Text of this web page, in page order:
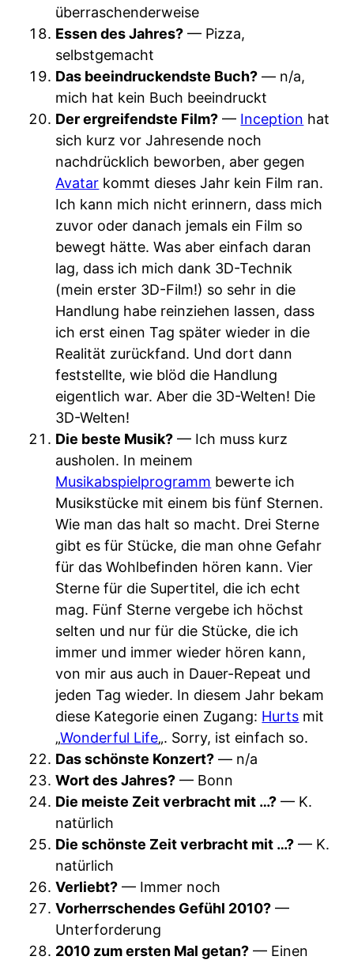
überraschenderweise
Essen des Jahres? — Pizza,
selbstgemacht
Das beeindruckendste Buch? — n/a,
mich hat kein Buch beeindruckt
Der ergreifendste Film? — Inception hat
sich kurz vor Jahresende noch
nachdrücklich beworben, aber gegen
Avatar kommt dieses Jahr kein Film ran.
Ich kann mich nicht erinnern, dass mich
zuvor oder danach jemals ein Film so
bewegt hätte. Was aber einfach daran
lag, dass ich mich dank 3D-Technik
(mein erster 3D-Film!) so sehr in die
Handlung habe reinziehen lassen, dass
ich erst einen Tag später wieder in die
Realität zurückfand. Und dort dann
feststellte, wie blöd die Handlung
eigentlich war. Aber die 3D-Welten! Die
3D-Welten!
Die beste Musik? — Ich muss kurz
ausholen. In meinem
Musikabspielprogramm bewerte ich
Musikstücke mit einem bis fünf Sternen.
Wie man das halt so macht. Drei Sterne
gibt es für Stücke, die man ohne Gefahr
für das Wohlbefinden hören kann. Vier
Sterne für die Supertitel, die ich echt
mag. Fünf Sterne vergebe ich höchst
selten und nur für die Stücke, die ich
immer und immer wieder hören kann,
von mir aus auch in Dauer-Repeat und
jeden Tag wieder. In diesem Jahr bekam
diese Kategorie einen Zugang: Hurts mit
„Wonderful Life„. Sorry, ist einfach so.
Das schönste Konzert? — n/a
Wort des Jahres? — Bonn
Die meiste Zeit verbracht mit …? — K.
natürlich
Die schönste Zeit verbracht mit …? — K.
natürlich
Verliebt? — Immer noch
Vorherrschendes Gefühl 2010? —
Unterforderung
2010 zum ersten Mal getan? — Einen